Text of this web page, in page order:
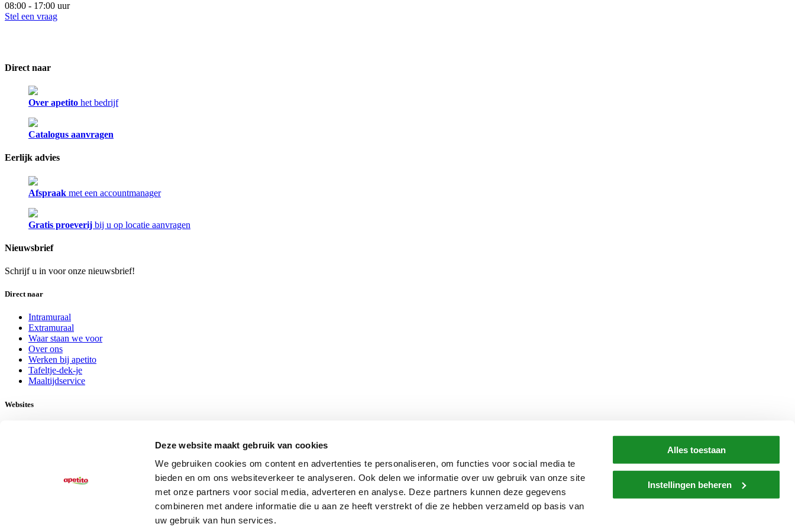
Deze website maakt gebruik van cookies
We gebruiken cookies om content en advertenties te personaliseren, om functies voor social media te
bieden en om ons websiteverkeer te analyseren. Ook delen we informatie over uw gebruik van onze site
met onze partners voor social media, adverteren en analyse. Deze partners kunnen deze gegevens
combineren met andere informatie die u aan ze heeft verstrekt of die ze hebben verzameld op basis van
uw gebruik van hun services.
Alles toestaan
Instellingen beheren
08:00 - 17:00 uur
Stel een vraag
Direct naar
Over apetito het bedrijf
Catalogus aanvragen
Eerlijk advies
Afspraak met een accountmanager
Gratis proeverij bij u op locatie aanvragen
Nieuwsbrief
Schrijf u in voor onze nieuwsbrief!
Direct naar
Intramuraal
Extramuraal
Waar staan we voor
Over ons
Werken bij apetito
Tafeltje-dek-je
Maaltijdservice
Websites